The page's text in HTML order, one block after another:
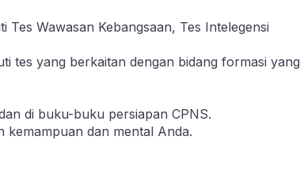
Tes Wawasan Kebangsaan, Tes Intelegensi
tes yang berkaitan dengan bidang formasi yang
di buku-buku persiapan CPNS.
kemampuan dan mental Anda.